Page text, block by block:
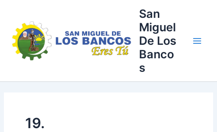
contenido
San
Miguel
De Los
Banco
s
19.